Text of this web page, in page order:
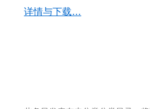
详情与下载…